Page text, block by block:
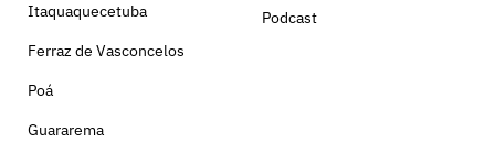
Itaquaquecetuba
Ferraz de Vasconcelos
Poá
Guararema
Podcast